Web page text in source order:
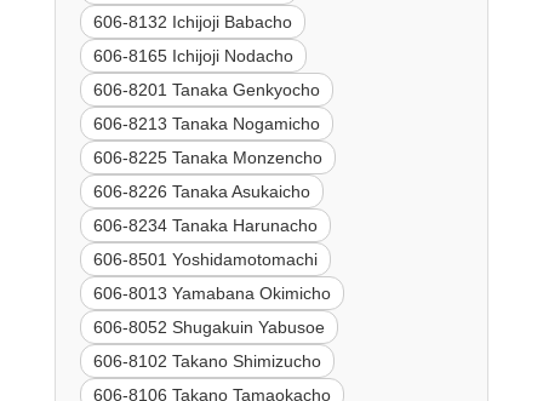
606-8132 Ichijoji Babacho
606-8165 Ichijoji Nodacho
606-8201 Tanaka Genkyocho
606-8213 Tanaka Nogamicho
606-8225 Tanaka Monzencho
606-8226 Tanaka Asukaicho
606-8234 Tanaka Harunacho
606-8501 Yoshidamotomachi
606-8013 Yamabana Okimicho
606-8052 Shugakuin Yabusoe
606-8102 Takano Shimizucho
606-8106 Takano Tamaokacho